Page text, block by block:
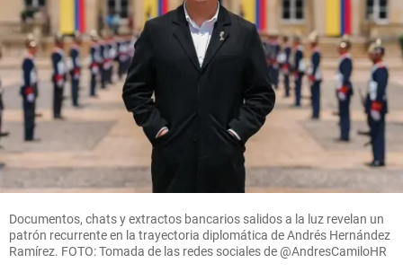
Documentos, chats y extractos bancarios salidos a la luz revelan un
patrón recurrente en la trayectoria diplomática de Andrés Hernández
Ramírez. FOTO: Tomada de las redes sociales de @AndresCamiloHR